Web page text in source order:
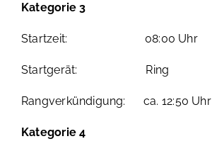
Kategorie 3
Startzeit: 08:00 Uhr
Startgerät: Ring
Rangverkündigung: ca. 12:50 Uhr
Kategorie 4